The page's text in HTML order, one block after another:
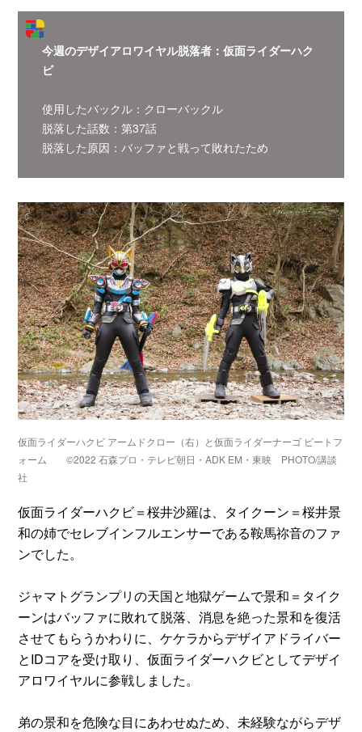
今週のデザイアロワイヤル脱落者：仮面ライダーハク
ビ
使用したバックル：クローバックル
脱落した話数：第37話
脱落した原因：バッファと戦って敗れたため
仮面ライダーハクビ アームドクロー（右）と仮面ライダーナーゴ ビートフ
ォーム ©2022 石森プロ・テレビ朝日・ADK EM・東映 PHOTO/講談
社
仮面ライダーハクビ＝桜井沙羅は、タイクーン＝桜井景
和の姉でセレブインフルエンサーである鞍馬祢音のファ
ンでした。
ジャマトグランプリの天国と地獄ゲームで景和＝タイク
ーンはバッファに敗れて脱落、消息を絶った景和を復活
させてもらうかわりに、ケケラからデザイアドライバー
とIDコアを受け取り、仮面ライダーハクビとしてデザイ
アロワイヤルに参戦しました。
弟の景和を危険な目にあわせぬため、未経験ながらデザ